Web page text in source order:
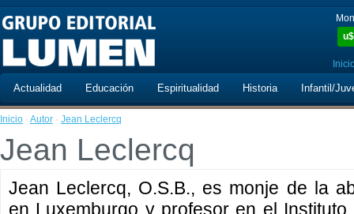
u$
Actualidad Educación Espiritualidad Historia Infantil/
Inicio · Autor · Jean Leclercq
Jean Leclercq
Jean Leclercq, O.S.B., es monje de la
en Luxemburgo y profesor en el